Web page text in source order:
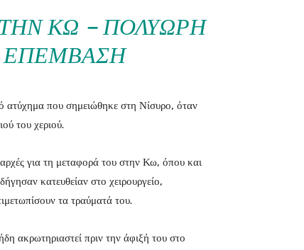
ΚΩ – ΠΟΛΎΩΡΗ
ΕΠΈΜΒΑΣΗ
ατύχημα που σημειώθηκε στη Νίσυρο, όταν
του χεριού.
για τη μεταφορά του στην Κω, όπου και
κατευθείαν στο χειρουργείο,
τα τραύματά του.
ακρωτηριαστεί πριν την άφιξή του στο